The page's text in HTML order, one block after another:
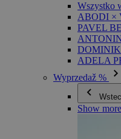
Wszystko
ABODI ×
PAVEL
ADELA
Wyprzedaž %
Show more